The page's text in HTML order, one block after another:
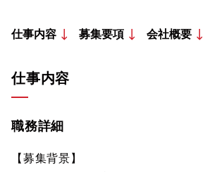
仕事内容 募集要項 会社概要
仕事内容
職務詳細
【募集背景】